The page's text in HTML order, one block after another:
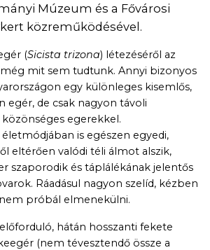
Múzeum és a Fővárosi
közreműködésével.
(Sicista trizona) létezéséről az
mit sem tudtunk. Annyi bizonyos
egy különleges kisemlős,
egér, de csak nagyon távoli
egerekkel.
is egészen egyedi,
eltérően valódi téli álmot alszik,
szaporodik és táplálékának jelentős
Ráadásul nagyon szelíd, kézben
próbál elmenekülni.
hátán hosszanti fekete
(nem tévesztendő össze a